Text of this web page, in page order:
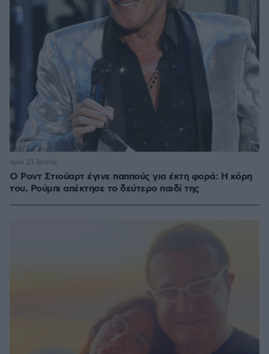
Ο Ροντ Στιούαρτ έγινε παππούς για έκτη φορά: Η κόρη
του, Ρούμπι απέκτησε το δεύτερο παιδί της
πριν 21 λεπτά